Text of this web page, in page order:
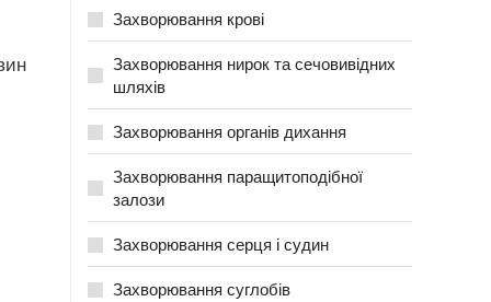
Захворювання крові
Захворювання нирок та сечовивідних
шляхів
Захворювання органів дихання
Захворювання паращитоподібної
залози
Захворювання серця і судин
Захворювання суглобів